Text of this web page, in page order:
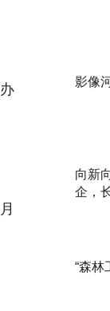
影像
向新
企，
“森林